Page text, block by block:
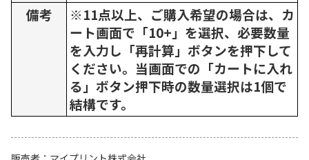
備考
※11点以上、ご購入希望の場合は、カ
ート画面で「10+」を選択、必要数量
を入力し「再計算」ボタンを押下して
ください。当画面での「カートに入れ
る」ボタン押下時の数量選択は1個で
結構です。